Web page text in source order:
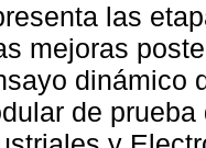
las
mejoras
dinámico
de